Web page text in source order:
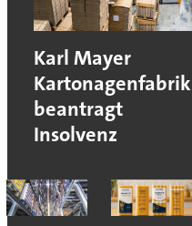
Karl Mayer
Kartonagenfabrik
beantragt
Insolvenz